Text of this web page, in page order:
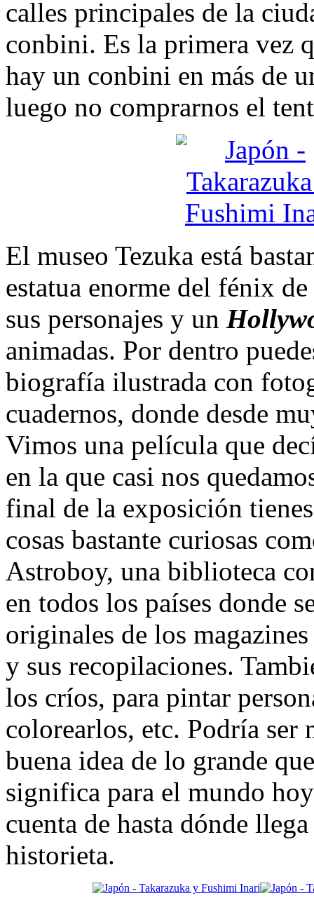
calles principales de la
conbini. Es la primera vez
hay un conbini en más de
luego no comprarnos el
El museo Tezuka está
estatua enorme del fénix
sus personajes y un
animadas. Por dentro
biografía ilustrada con
cuadernos, donde desde
Vimos una película que
en la que casi nos
final de la exposición
cosas bastante curiosas
Astroboy, una biblioteca
en todos los países donde
originales de los
y sus recopilaciones.
los críos, para pintar
colorearlos, etc. Podría ser
buena idea de lo grande
significa para el mundo
cuenta de hasta dónde
historieta.